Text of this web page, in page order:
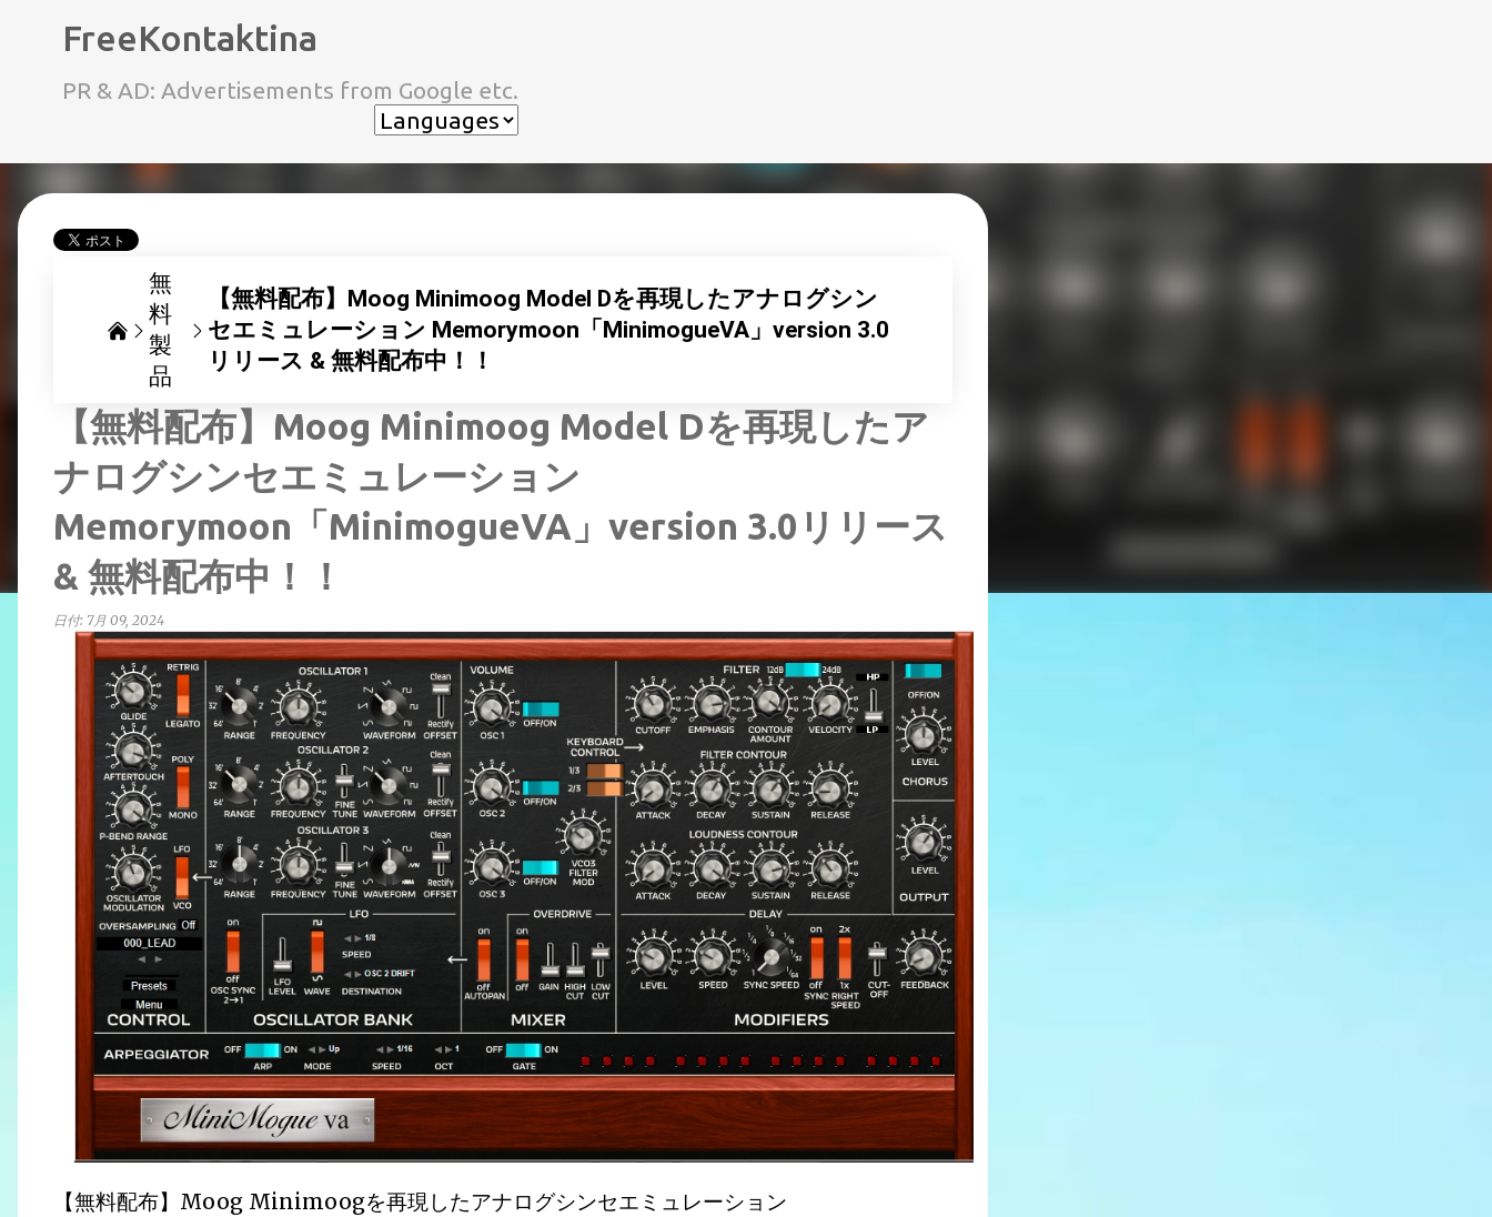
FreeKontaktina
PR & AD: Advertisements from Google etc.
無
料
製
品
【無料配布】Moog Minimoog Model Dを再現したアナログシン
セエミュレーション Memorymoon「MinimogueVA」version 3.0
リリース & 無料配布中！！
【無料配布】Moog Minimoog Model Dを再現したア
ナログシンセエミュレーション
Memorymoon「MinimogueVA」version 3.0リリース
& 無料配布中！！
日付: 7月 09, 2024
【無料配布】Moog Minimoogを再現したアナログシンセエミュレーション